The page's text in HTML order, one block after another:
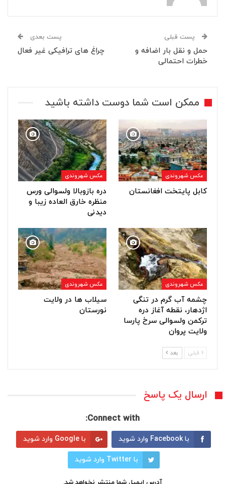
پست قبلی
حمل و نقل بار اضافه و
خطرات احتمالی
پست بعدی
چراغ های ترافیکی غیر فعال
ممکن است شما دوست داشته باشید
عکس شهروندی
کابل پایتخت افغانستان
عکس شهروندی
دره بازوبالا ولسوالی ورس
منظره خارق العاده زیبا و
دیدنی
عکس شهروندی
چشمه آب گرم در تنگی
اژدهار، نقطه آغاز دره
ترکمن ولسوالی سرخ پارسا
ولایت پروان
عکس شهروندی
سیلاب ها در ولایت
نورستان
قبلی بعد
ارسال یک پاسخ
Connect with:
با Facebook وارد شوید با Google وارد شوید
با Twitter وارد شوید